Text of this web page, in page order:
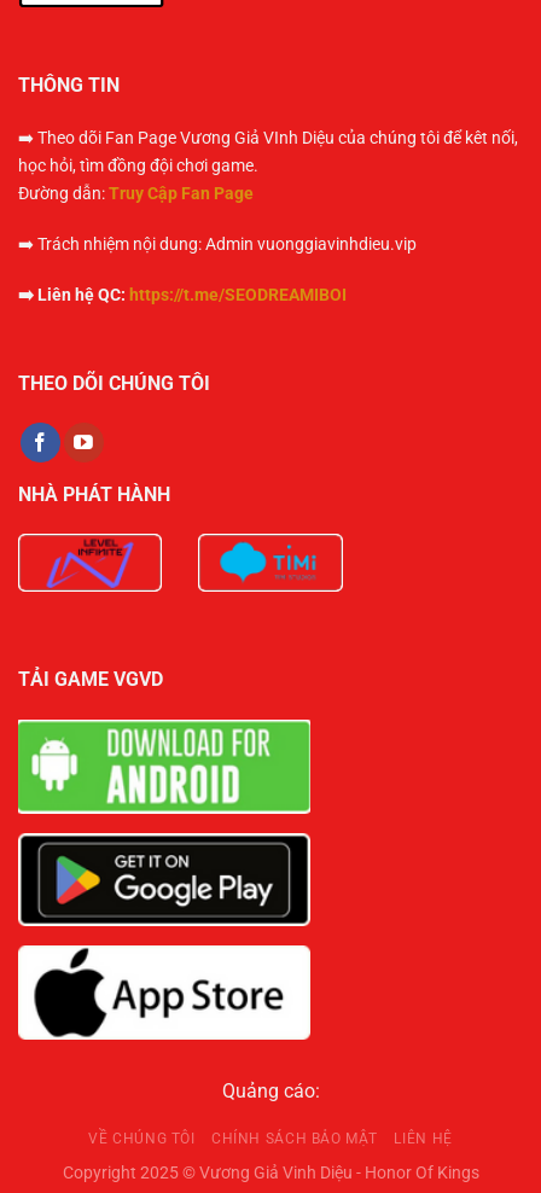
THÔNG TIN
➡️ Theo dõi Fan Page Vương Giả VInh Diệu của chúng tôi để kêt nối,
học hỏi, tìm đồng đội chơi game.
Đường dẫn:Truy Cập Fan Page
➡️ Trách nhiệm nội dung: Admin vuonggiavinhdieu.vip
➡️ Liên hệ QC: https://t.me/SEODREAMIBOI
THEO DÕI CHÚNG TÔI
NHÀ PHÁT HÀNH
TẢI GAME VGVD
Quảng cáo:
VỀ CHÚNG TÔI CHÍNH SÁCH BẢO MẬT LIÊN HỆ
Copyright 2025 © Vương Giả Vinh Diệu - Honor Of Kings